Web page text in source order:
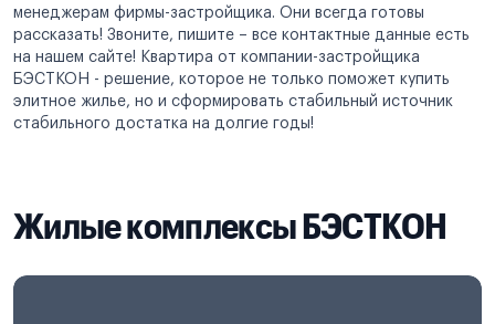
менеджерам фирмы-застройщика. Они всегда готовы
рассказать! Звоните, пишите – все контактные данные есть
на нашем сайте! Квартира от компании-застройщика
БЭСТКОН - решение, которое не только поможет купить
элитное жилье, но и сформировать стабильный источник
стабильного достатка на долгие годы!
Жилые комплексы БЭСТКОН